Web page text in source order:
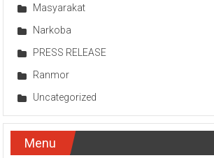
Masyarakat
Narkoba
PRESS RELEASE
Ranmor
Uncategorized
Menu